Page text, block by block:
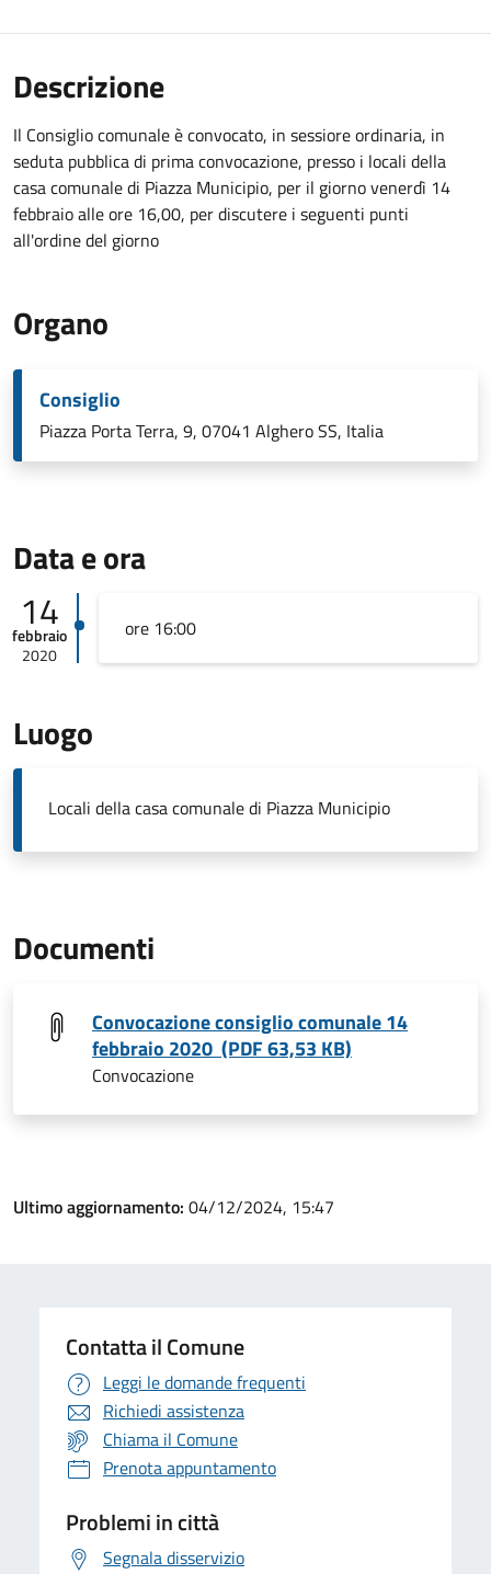
Descrizione
Il Consiglio comunale è convocato, in sessiore ordinaria, in
seduta pubblica di prima convocazione, presso i locali della
casa comunale di Piazza Municipio, per il giorno venerdì 14
febbraio alle ore 16,00, per discutere i seguenti punti
all'ordine del giorno
Organo
Consiglio
Piazza Porta Terra, 9, 07041 Alghero SS, Italia
Data e ora
14
febbraio
2020
ore 16:00
Luogo
Locali della casa comunale di Piazza Municipio
Documenti
Convocazione consiglio comunale 14
febbraio 2020 (PDF 63,53 KB)
Convocazione
Ultimo aggiornamento: 04/12/2024, 15:47
Contatta il Comune
Leggi le domande frequenti
Richiedi assistenza
Chiama il Comune
Prenota appuntamento
Problemi in città
Segnala disservizio